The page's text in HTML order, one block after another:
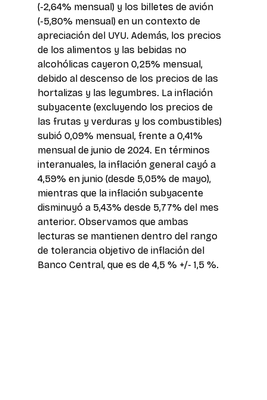
(-2,64% mensual) y los billetes de avión
(-5,80% mensual) en un contexto de
apreciación del UYU. Además, los precios
de los alimentos y las bebidas no
alcohólicas cayeron 0,25% mensual,
debido al descenso de los precios de las
hortalizas y las legumbres. La inflación
subyacente (excluyendo los precios de
las frutas y verduras y los combustibles)
subió 0,09% mensual, frente a 0,41%
mensual de junio de 2024. En términos
interanuales, la inflación general cayó a
4,59% en junio (desde 5,05% de mayo),
mientras que la inflación subyacente
disminuyó a 5,43% desde 5,77% del mes
anterior. Observamos que ambas
lecturas se mantienen dentro del rango
de tolerancia objetivo de inflación del
Banco Central, que es de 4,5 % +/- 1,5 %.